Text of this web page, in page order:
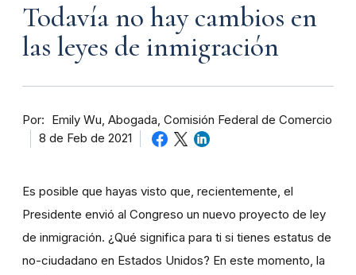
Todavía no hay cambios en
las leyes de inmigración
Por Emily Wu Abogada, Comisión Federal de Comercio
8 de Feb de 2021
Es posible que hayas visto que, recientemente, el
Presidente envió al Congreso un nuevo proyecto de ley
de inmigración. ¿Qué significa para ti si tienes estatus de
no-ciudadano en Estados Unidos? En este momento, la